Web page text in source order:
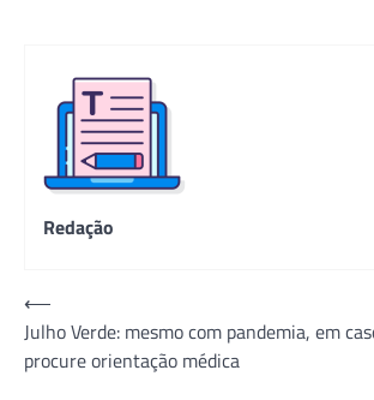
Redação
Navegação
de
Post
⟵
Julho Verde: mesmo com pandemia, em
procure orientação médica